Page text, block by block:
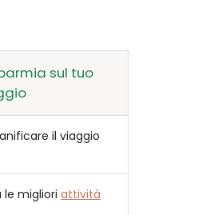
sul tuo
il viaggio
le migliori attività